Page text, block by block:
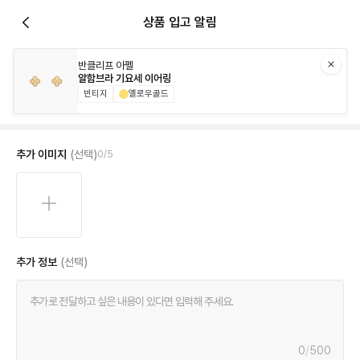
상품 입고 알림
반클리프 아펠
알함브라 기요세 이어링
빈티지 옐로우골드
추가 이미지 (선택)0/5
추가 정보 (선택)
0/500